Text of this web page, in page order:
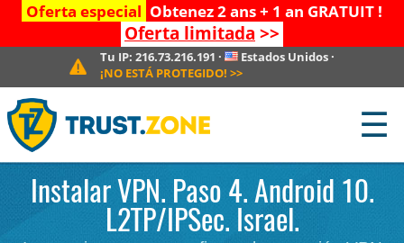
Oferta especial Obtenez 2 ans + 1 an GRATUIT !
Oferta limitada >>
Tu IP: 216.73.216.191 · Estados Unidos ·
¡NO ESTÁ PROTEGIDO! >>
☰
Instalar VPN. Paso 4. Android 10.
L2TP/IPSec. Israel.